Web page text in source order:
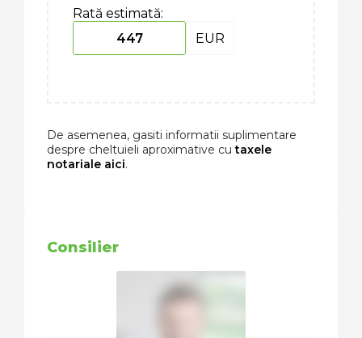
Rată estimată:
EUR
De asemenea, gasiti informatii suplimentare
despre cheltuieli aproximative cutaxele
notariale aici.
Consilier